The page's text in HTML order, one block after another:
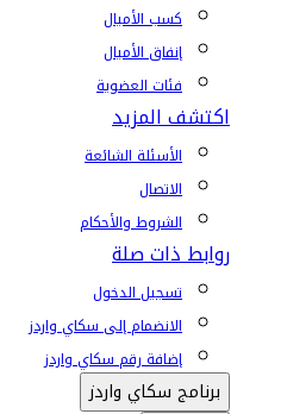
كسب الأميال
إنفاق الأميال
فئات العضوية
اكتشف المزيد
الأسئلة الشائعة
الاتصال
الشروط والأحكام
روابط ذات صلة
تسجيل الدخول
الانضمام إلى سكاي واردز
إضافة رقم سكاي واردز
برنامج سكاي واردز